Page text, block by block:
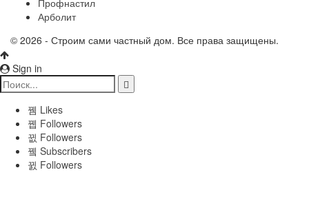
Профнастил
Арболит
© 2026 - Строим сами частный дом. Все права защищены.
Sign in
Likes
Followers
Followers
Subscribers
Followers